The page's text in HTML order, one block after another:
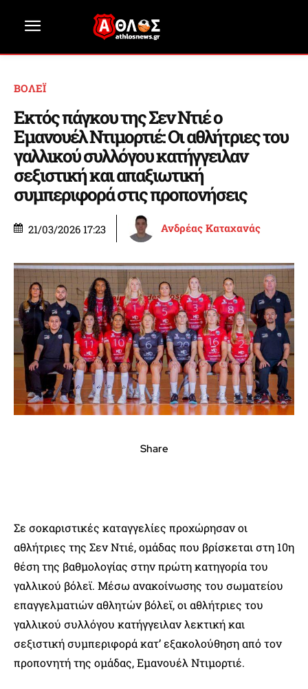
ΒΟΛΕΪ
Εκτός πάγκου της Σεν Ντιέ ο
Εμανουέλ Ντιμορτιέ: Οι αθλήτριες του
γαλλικού συλλόγου κατήγγειλαν
σεξιστική και απαξιωτική
συμπεριφορά στις προπονήσεις
21/03/2026 17:23 Ανδρέας Καταχανάς
Share
Σε σοκαριστικές καταγγελίες προχώρησαν οι
αθλήτριες της Σεν Ντιέ, ομάδας που βρίσκεται στη 10η
θέση της βαθμολογίας στην πρώτη κατηγορία του
γαλλικού βόλεϊ. Μέσω ανακοίνωσης του σωματείου
επαγγελματιών αθλητών βόλεϊ, οι αθλήτριες του
γαλλικού συλλόγου κατήγγειλαν λεκτική και
σεξιστική συμπεριφορά κατ’ εξακολούθηση από τον
προπονητή της ομάδας, Εμανουέλ Ντιμορτιέ.